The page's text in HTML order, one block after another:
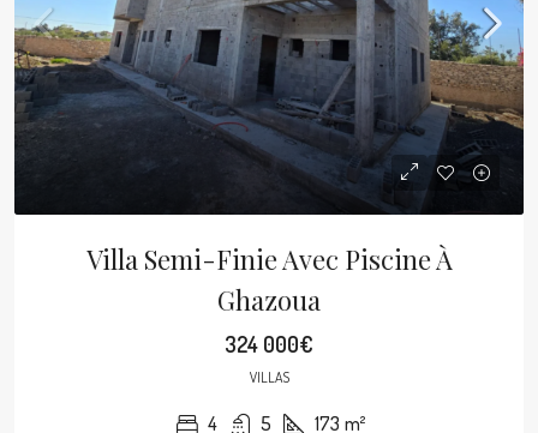
Villa Semi-Finie Avec Piscine À
Ghazoua
324 000€
VILLAS
4 5 173 m²